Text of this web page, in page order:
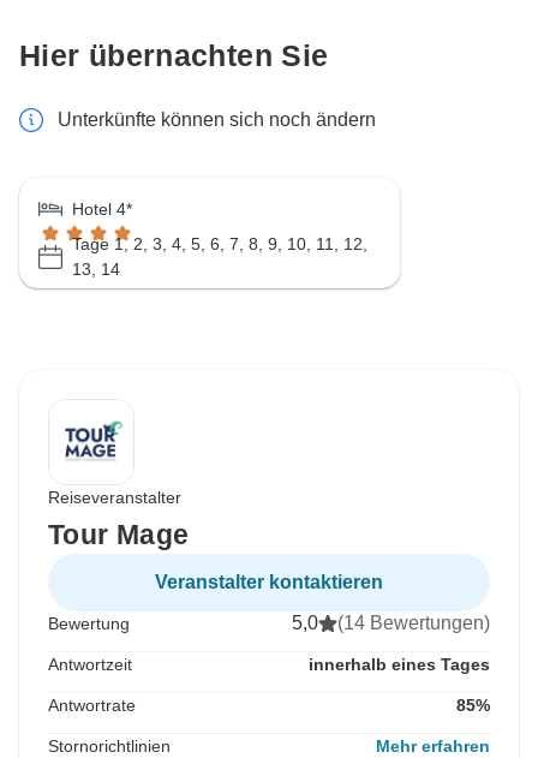
Hier übernachten Sie
Unterkünfte können sich noch ändern
Hotel 4*
Tage 1, 2, 3, 4, 5, 6, 7, 8, 9, 10, 11, 12,
13, 14
Reiseveranstalter
Tour Mage
Veranstalter kontaktieren
Bewertung 5,0 (14 Bewertungen)
Antwortzeit innerhalb eines Tages
Antwortrate 85%
Stornorichtlinien Mehr erfahren